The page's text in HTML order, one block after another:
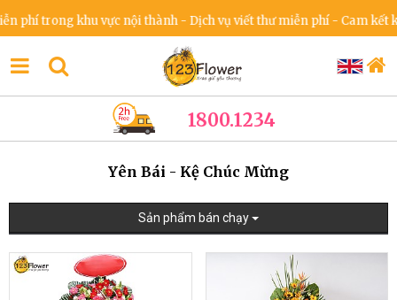
khu vực nội thành - Dịch vụ viết thư miễn phí - Cam kết không
1800.1234
Yên Bái - Kệ Chúc Mừng
Sản phẩm bán chạy